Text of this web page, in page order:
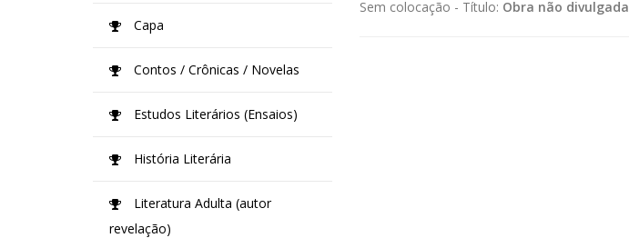
Sem colocação - Título: Obra não divulgada
Capa
Contos / Crônicas / Novelas
Estudos Literários (Ensaios)
História Literária
Literatura Adulta (autor
revelação)